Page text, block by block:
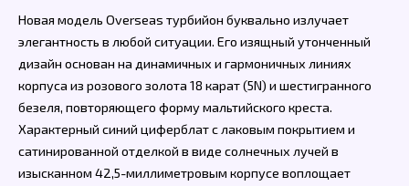
Новая модель Overseas турбийон буквально излучает
элегантность в любой ситуации. Его изящный утонченный
дизайн основан на динамичных и гармоничных линиях
корпуса из розового золота 18 карат (5N) и шестигранного
безеля, повторяющего форму мальтийского креста.
Характерный синий циферблат с лаковым покрытием и
сатинированной отделкой в виде солнечных лучей в
изысканном 42,5-миллиметровым корпусе воплощает